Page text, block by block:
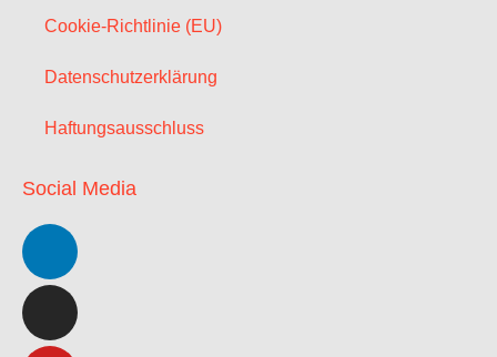
Cookie-Richtlinie (EU)
Datenschutzerklärung
Haftungsausschluss
Social Media